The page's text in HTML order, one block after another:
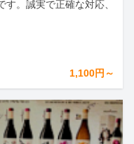
。誠実で正確な対応、
1,100円～